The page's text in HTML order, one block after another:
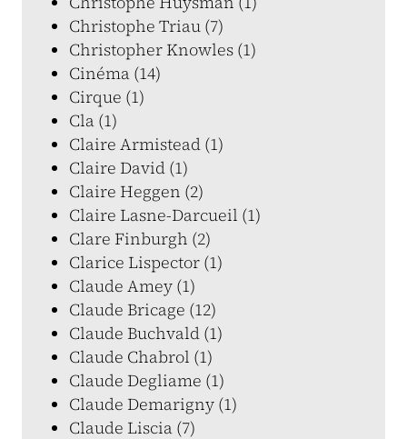
Christophe Triau (7)
Christopher Knowles (1)
Cinéma (14)
Cirque (1)
Cla (1)
Claire Armistead (1)
Claire David (1)
Claire Heggen (2)
Claire Lasne-Darcueil (1)
Clare Finburgh (2)
Clarice Lispector (1)
Claude Amey (1)
Claude Bricage (12)
Claude Buchvald (1)
Claude Chabrol (1)
Claude Degliame (1)
Claude Demarigny (1)
Claude Liscia (7)